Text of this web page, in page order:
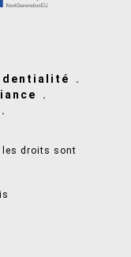
les droits sont